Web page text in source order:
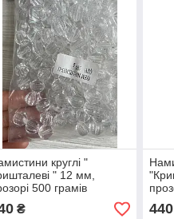
круглі "
" 12 мм,
500 грамів
₴ 440